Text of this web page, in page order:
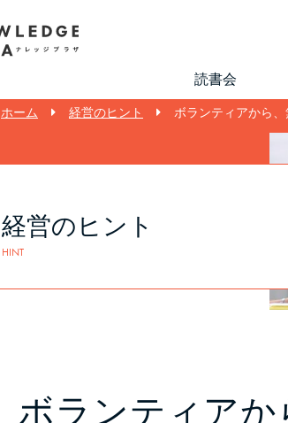
読書会
ホーム 経営のヒント ボランティアから、
経営のヒント
HINT
ボランティア